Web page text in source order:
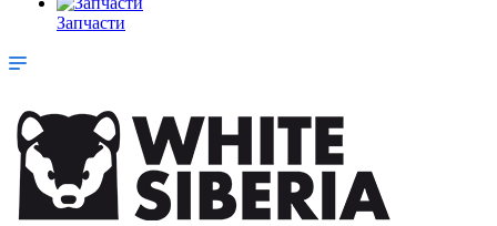
Запчасти